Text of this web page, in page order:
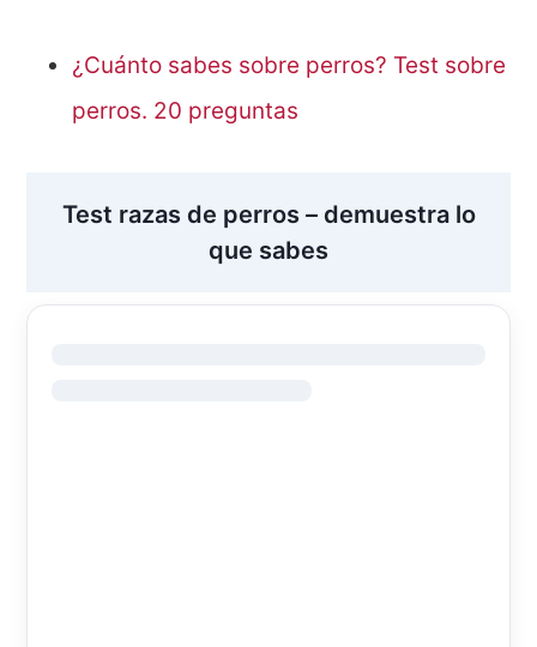
¿Cuánto sabes sobre perros? Test sobre
perros. 20 preguntas
Test razas de perros – demuestra lo
que sabes